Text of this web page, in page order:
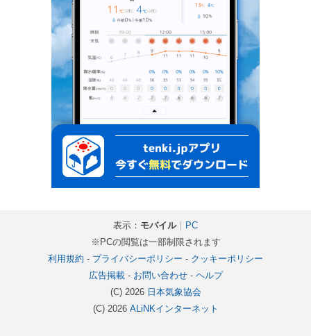
表示： モバイル｜ PC
※PCの閲覧は一部制限されます
利用規約 - プライバシーポリシー - クッキーポリシー
広告掲載- お問い合わせ- ヘルプ
(C) 2026 日本気象協会
(C) 2026 ALiNKインターネット